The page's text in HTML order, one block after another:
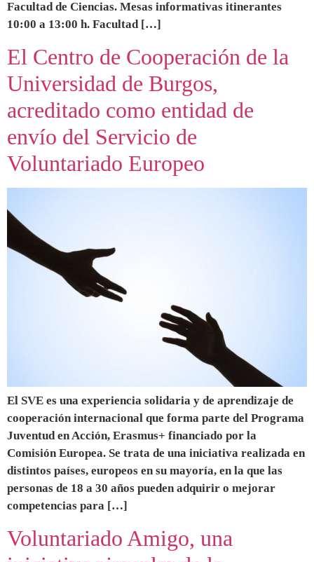
Facultad de Ciencias. Mesas informativas itinerantes
10:00 a 13:00 h. Facultad […]
El Centro de Cooperación de la
Universidad de Burgos,
acreditado como entidad de
envío del Servicio de
Voluntariado Europeo
El SVE es una experiencia solidaria y de aprendizaje de
cooperación internacional que forma parte del Programa
Juventud en Acción, Erasmus+ financiado por la
Comisión Europea. Se trata de una iniciativa realizada en
distintos países, europeos en su mayoría, en la que las
personas de 18 a 30 años pueden adquirir o mejorar
competencias para […]
Voluntariado Amigo, una